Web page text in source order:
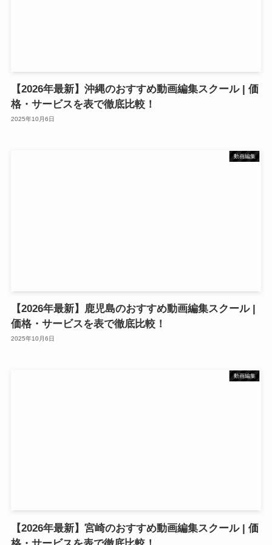
【2026年最新】沖縄のおすすめ動画編集スクール | 価
格・サービスを表で徹底比較！
2025年10月6日
動画編集
【2026年最新】鹿児島のおすすめ動画編集スクール |
価格・サービスを表で徹底比較！
2025年10月6日
動画編集
【2026年最新】宮崎のおすすめ動画編集スクール | 価